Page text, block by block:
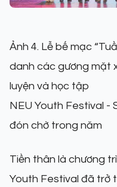
Ảnh 4. Lễ bế mạc
danh các gương mặt
luyện và học tập
NEU Youth Festival -
đón chờ trong năm
Tiền thân là chương
Youth Festival đã trở